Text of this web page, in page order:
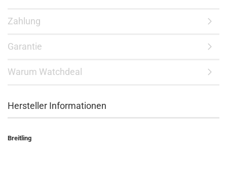
Zahlung
Garantie
Warum Watchdeal
Hersteller Informationen
Breitling